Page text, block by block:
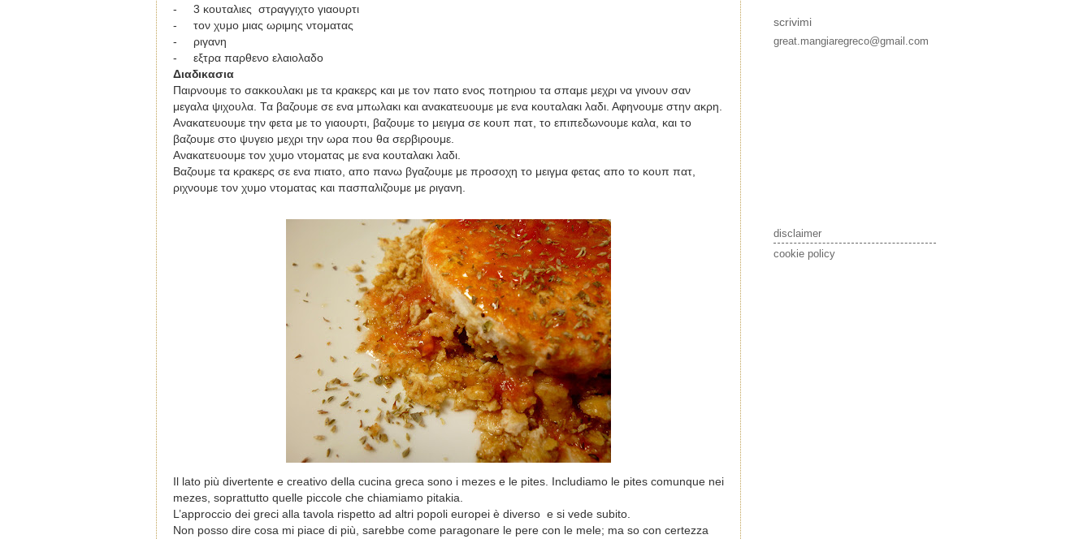
-
3 κουταλιες στραγγιχτο γιαουρτι
-
τον χυμο μιας ωριμης ντοματας
-
ριγανη
-
εξτρα παρθενο ελαιολαδο
Διαδικασια
Παιρνουμε το σακκουλακι με τα κρακερς και με τον πατο ενος ποτηριου τα σπαμε μεχρι να γινουν σαν
μεγαλα ψιχουλα. Τα βαζουμε σε ενα μπωλακι και ανακατευουμε με ενα κουταλακι λαδι. Αφηνουμε στην ακρη.
Ανακατευουμε την φετα με το γιαουρτι, βαζουμε το μειγμα σε κουπ πατ, το επιπεδωνουμε καλα, και το
βαζουμε στο ψυγειο μεχρι την ωρα που θα σερβιρουμε.
Ανακατευουμε τον χυμο ντοματας με ενα κουταλακι λαδι.
Βαζουμε τα κρακερς σε ενα πιατο, απο πανω βγαζουμε με προσοχη το μειγμα φετας απο το κουπ πατ,
ριχνουμε τον χυμο ντοματας και πασπαλιζουμε με ριγανη.
Il lato più divertente e creativo della cucina greca sono i mezes e le pites. Includiamo le pites comunque nei
mezes, soprattutto quelle piccole che chiamiamo pitakia.
L’approccio dei greci alla tavola rispetto ad altri popoli europei è diverso e si vede subito.
Non posso dire cosa mi piace di più, sarebbe come paragonare le pere con le mele; ma so con certezza
scrivimi
great.mangiaregreco@gmail.com
disclaimer
cookie policy